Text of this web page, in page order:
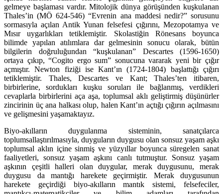
gelmeye başlaması vardır. Mitolojik dünya görüşünden kuşkulanan
Thales’in (MÖ 624-546) “Evrenin ana maddesi nedir?” sorusunu
sormasıyla açılan Antik Yunan felsefesi çığırını, Mezopotamya ve
Mısır uygarlıkları tetiklemiştir. Skolastiğin Rönesans boyunca
bilimde yapılan atılımlara dar gelmesinin sonucu olarak, bütün
bilgilerin doğruluğundan “kuşkulanan” Descartes (1596-1650)
ortaya çıkıp, “Cogito ergo sum” sonucuna vararak yeni bir çığır
açmıştır. Newton fiziği ise Kant’ın (1724-1804) başlattığı çığırı
tetiklemiştir. Thales, Descartes ve Kant; Thales’ten itibaren,
birbirlerine, sordukları kuşku soruları ile bağlanmış, verdikleri
cevaplarla birbirlerini aça aşa, toplumsal aklı geliştirmiş düşünürler
zincirinin üç ana halkası olup, halen Kant’ın açtığı çığırın açılmasını
ve gelişmesini yaşamaktayız.
Biyo-akılların duygulanma sisteminin, sanatçılarca
toplumsallaştırılmasıyla, duyguların duygusu olan sonsuz yaşam aşkı
toplumsal aklın içine sinmiş ve yüzyıllar boyunca süregelen sanat
faaliyetleri, sonsuz yaşam aşkını canlı tutmuştur. Sonsuz yaşam
aşkının çeşitli halleri olan duygular, merak duygusunu, merak
duygusu da mantığı harekete geçirmiştir. Merak duygusunun
harekete geçirdiği biyo-akılların mantık sistemi, felsefeciler,